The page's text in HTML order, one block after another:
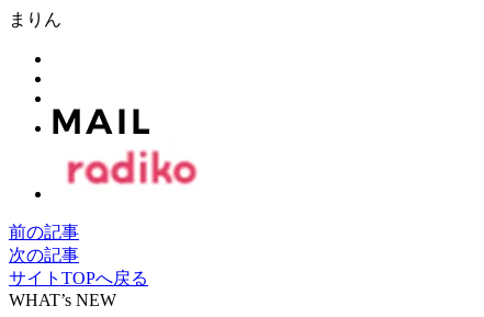
まりん
前の記事
次の記事
サイトTOPへ戻る
WHAT’s NEW